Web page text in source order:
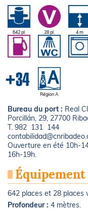
642 pl. 28 pl. 4 m
Région A
Bureau du port : Real
Porcillán, 29, 27700
T. 982 131 144
Ouverture en été 10h-
16h-19h.
Équipement
642 places et 28 places
Profondeur : 4 mètres.